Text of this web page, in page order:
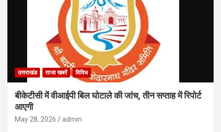
उत्तराखंड ताजा खबरें विविध
बीकेटीसी में वीआईपी बिल घोटाले की जांच, तीन सप्ताह में रिपोर्ट
आएगी
May 28, 2026 admin